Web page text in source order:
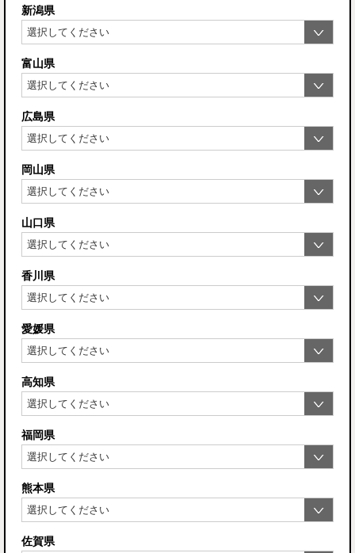
新潟県
富山県
広島県
岡山県
山口県
香川県
愛媛県
高知県
福岡県
熊本県
佐賀県